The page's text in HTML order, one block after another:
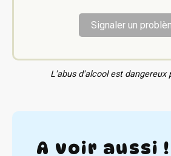
Signaler un
L'abus d'alcool est dangereux
A voir aussi !